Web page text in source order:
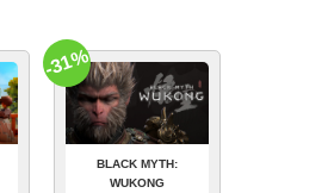
BLACK MYTH:
WUKONG
-31%